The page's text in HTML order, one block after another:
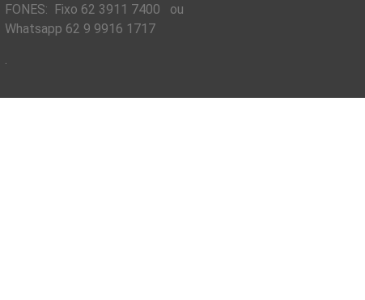
FONES: Fixo 62 3911 7400 ou
Whatsapp 62 9 9916 1717
.